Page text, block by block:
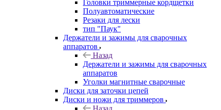
Головки триммерные кордщетки
Полуавтоматические
Резаки для лески
тип "Паук"
Держатели и зажимы для сварочных
аппаратов
Назад
Держатели и зажимы для сварочных
аппаратов
Уголки магнитные сварочные
Диски для заточки цепей
Диски и ножи для триммеров
Назад